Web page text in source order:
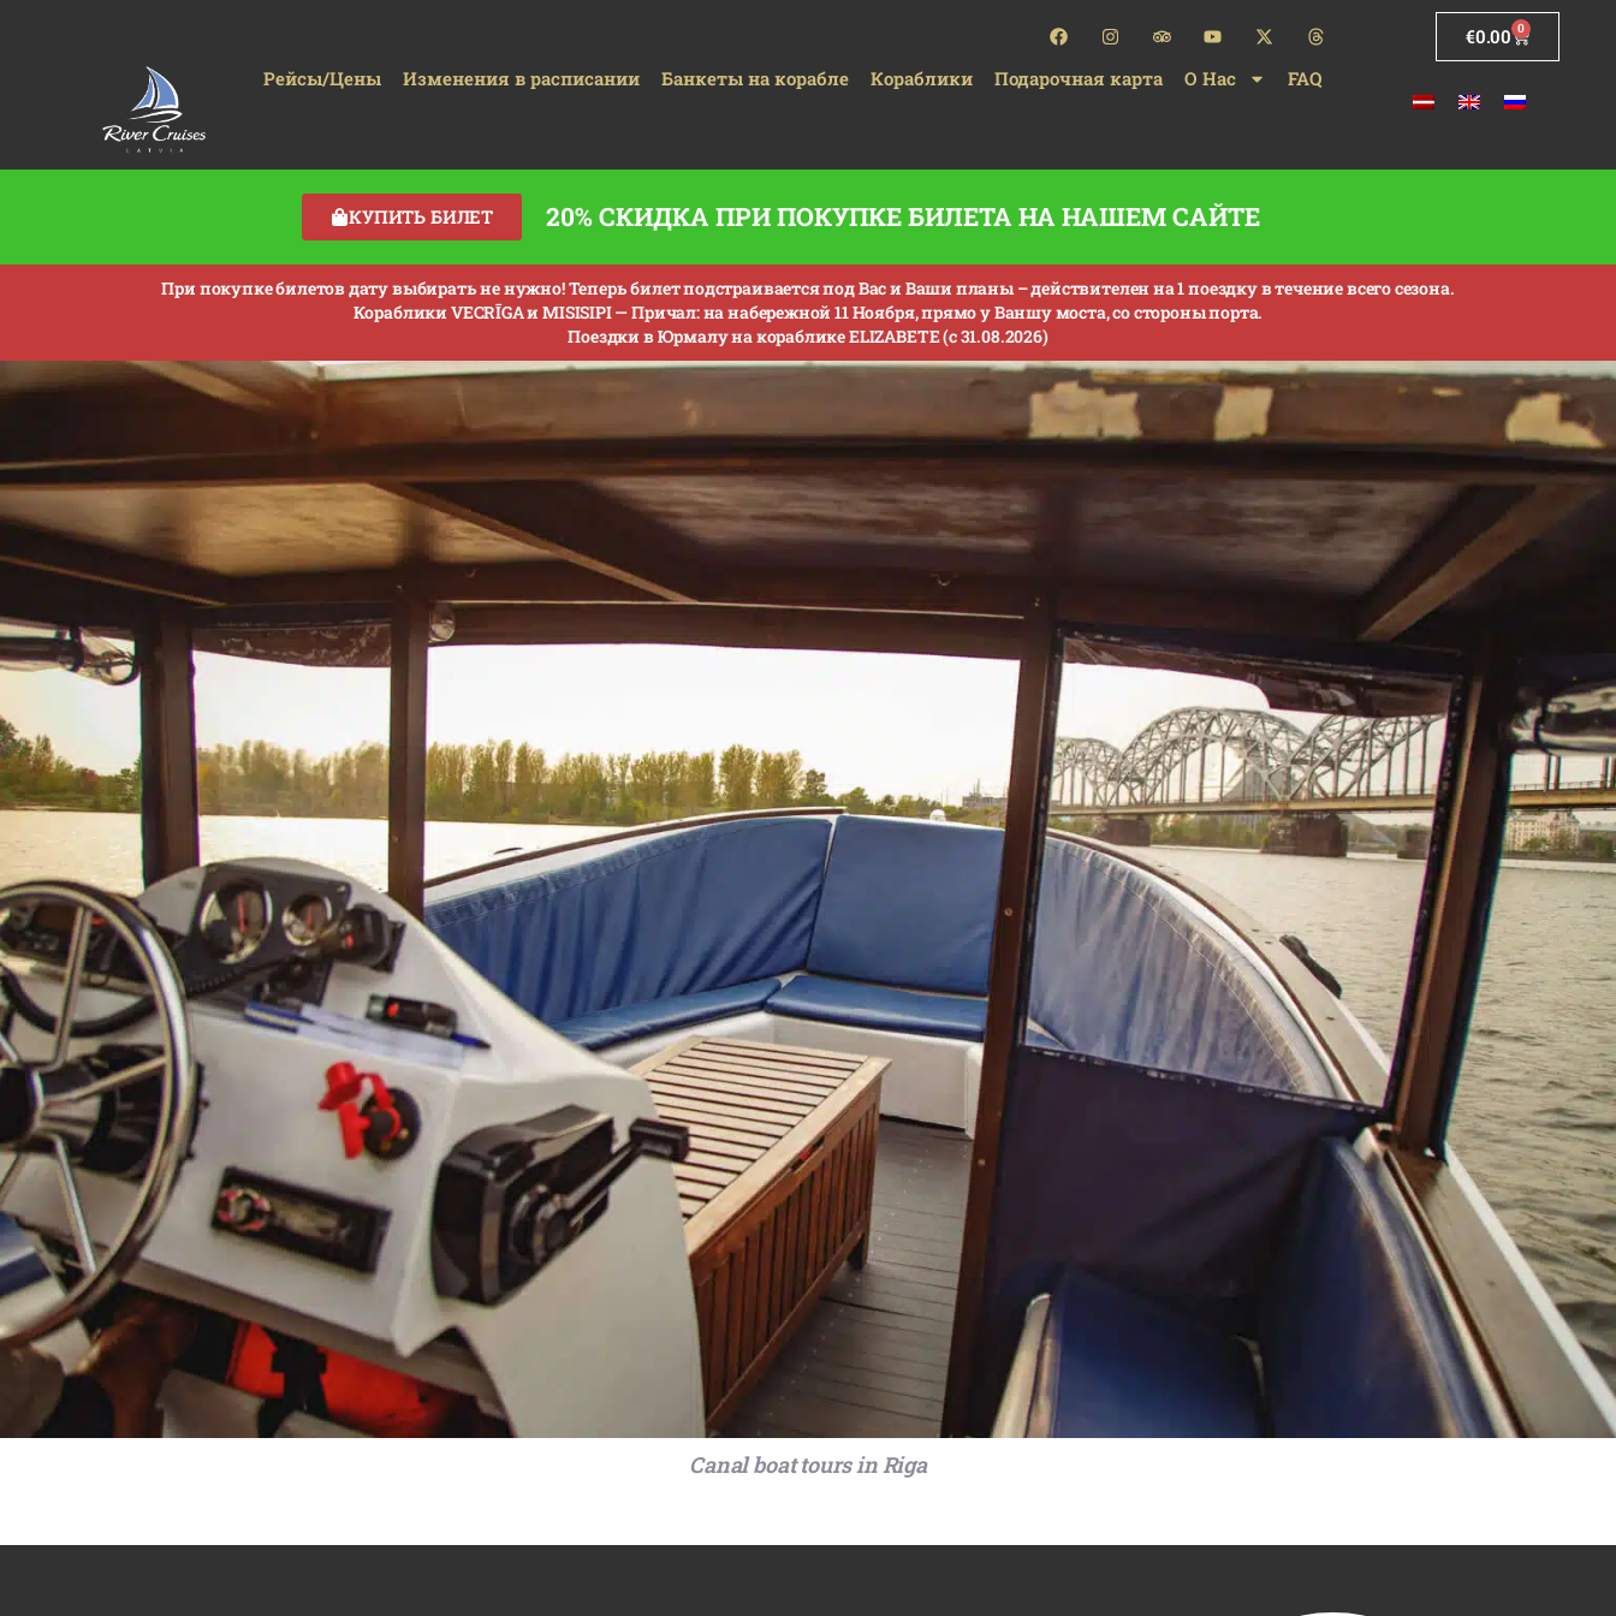
€0.00 0
Рейсы/Цены Изменения в расписании Банкеты на корабле Кораблики Подарочная карта О Нас FAQ
КУПИТЬ БИЛЕТ 20% СКИДКА ПРИ ПОКУПКЕ БИЛЕТА НА НАШЕМ САЙТЕ
При покупке билетов дату выбирать не нужно! Теперь билет подстраивается под Вас и Ваши планы – действителен на 1 поездку в течение всего сезона.
Кораблики VECRĪGA и MISISIPI —Причал: на набережной 11 Ноября, прямо у Ваншу моста, со стороны порта.
Поездки в Юрмалу на кораблике ELIZABETE (с 31.08.2026)
Canal boat tours in Riga